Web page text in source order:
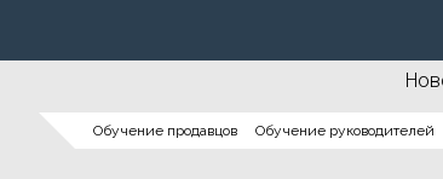
Обучение продавцов Обучение руководителей